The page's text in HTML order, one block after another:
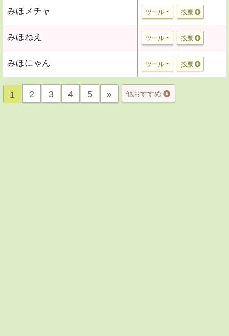
みほメチャ ツール 投票
みほねえ ツール 投票
みほにゃん ツール 投票
1 2 3 4 5 » 他おすすめ